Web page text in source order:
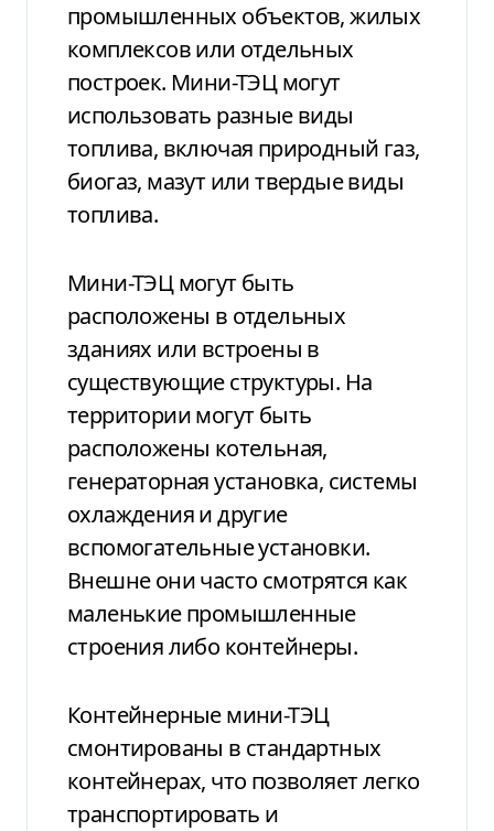
промышленных объектов, жилых
комплексов или отдельных
построек. Мини-ТЭЦ могут
использовать разные виды
топлива, включая природный газ,
биогаз, мазут или твердые виды
топлива.
Мини-ТЭЦ могут быть
расположены в отдельных
зданиях или встроены в
существующие структуры. На
территории могут быть
расположены котельная,
генераторная установка, системы
охлаждения и другие
вспомогательные установки.
Внешне они часто смотрятся как
маленькие промышленные
строения либо контейнеры.
Контейнерные мини-ТЭЦ
смонтированы в стандартных
контейнерах, что позволяет легко
транспортировать и